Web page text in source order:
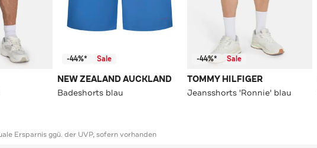
-44%* Sale
NEW ZEALAND AUCKLAND
Badeshorts blau
-44%* Sale
TOMMY HILFIGER
Jeansshorts 'Ronnie' blau
Ersparnis ggü. der UVP, sofern vorhanden